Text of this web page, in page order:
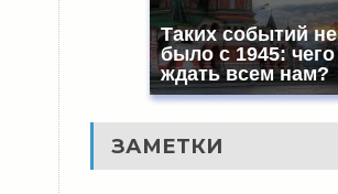
Таких событий не
было с 1945: чего
ждать всем нам?
ЗАМЕТКИ